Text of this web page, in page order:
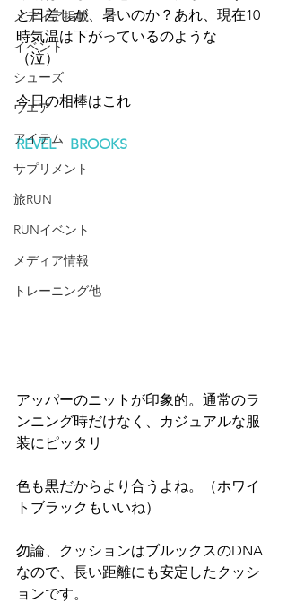
メディア掲載
イベント
シューズ
ウエア
アイテム
サプリメント
旅RUN
RUNイベント
メディア情報
トレーニング他
と日差しが、暑いのか？あれ、現在10
時気温は下がっているのような
（泣）
今日の相棒はこれ
REVEL　BROOKS
アッパーのニットが印象的。通常のラ
ンニング時だけなく、カジュアルな服
装にピッタリ
色も黒だからより合うよね。（ホワイ
トブラックもいいね）
勿論、クッションはブルックスのDNA
なので、長い距離にも安定したクッシ
ョンです。